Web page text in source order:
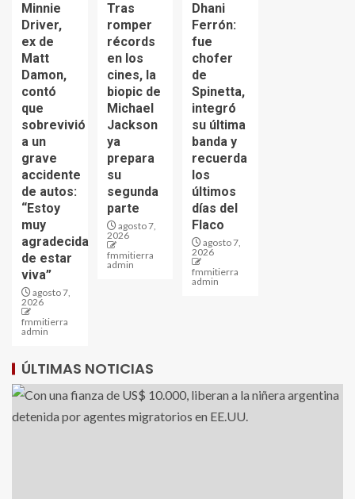
Minnie
Driver,
ex de
Matt
Damon,
contó
que
sobrevivió
a un
grave
accidente
de autos:
“Estoy
muy
agradecida
de estar
viva”
agosto 7,
2026
fmmitierra
admin
Tras
romper
récords
en los
cines, la
biopic de
Michael
Jackson
ya
prepara
su
segunda
parte
agosto 7,
2026
fmmitierra
admin
Dhani
Ferrón:
fue
chofer
de
Spinetta,
integró
su última
banda y
recuerda
los
últimos
días del
Flaco
agosto 7,
2026
fmmitierra
admin
ÚLTIMAS NOTICIAS